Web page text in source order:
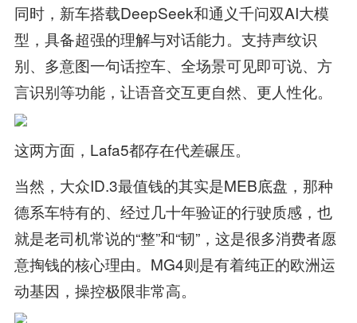
同时，新车搭载DeepSeek和通义千问双AI大模
型，具备超强的理解与对话能力。支持声纹识
别、多意图一句话控车、全场景可见即可说、方
言识别等功能，让语音交互更自然、更人性化。
这两方面，Lafa5都存在代差碾压。
当然，大众ID.3最值钱的其实是MEB底盘，那种
德系车特有的、经过几十年验证的行驶质感，也
就是老司机常说的“整”和“韧”，这是很多消费者愿
意掏钱的核心理由。MG4则是有着纯正的欧洲运
动基因，操控极限非常高。